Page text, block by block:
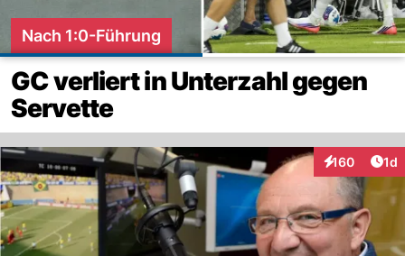
Nach 1:0-Führung
GC verliert in Unterzahl gegen
Servette
160
Interaktionen
1d